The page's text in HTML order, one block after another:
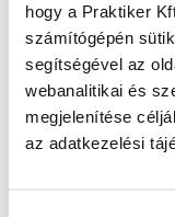
hogy a Praktiker
számítógépén
segítségével az
webanalitikai és
megjelenítése
az adatkezelési